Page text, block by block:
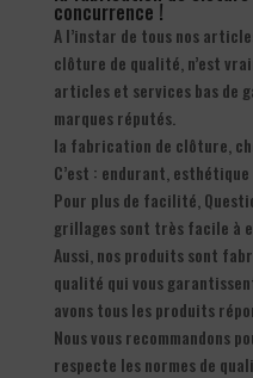
concurrence !
A l’instar de tous nos
clôture de qualité, n’est
articles et services bas de
marques réputés.
la fabrication de clôture,
C’est : endurant,
Pour plus de facilité,
grillages sont très facile à
Aussi, nos produits sont
qualité qui vous
avons tous les produits
Nous vous recommandons
respecte les normes de